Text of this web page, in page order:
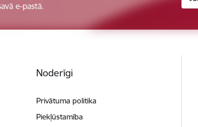
e-pastā.
Noderīgi
Privātuma politika
Piekļūstamība